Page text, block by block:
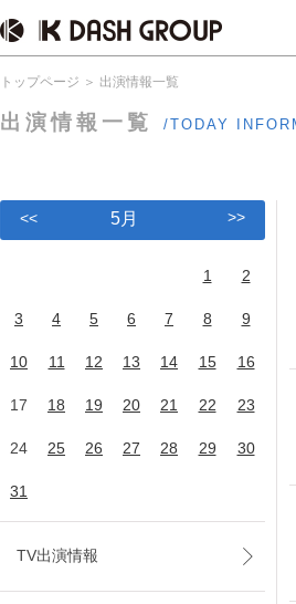
トップページ 出演情報一覧
出演情報一覧 /TODAY
<< 5月 >>
1 2
3 4 5 6 7 8 9
10 11 12 13 14 15 16
17 18 19 20 21 22 23
24 25 26 27 28 29 30
31
TV出演情報